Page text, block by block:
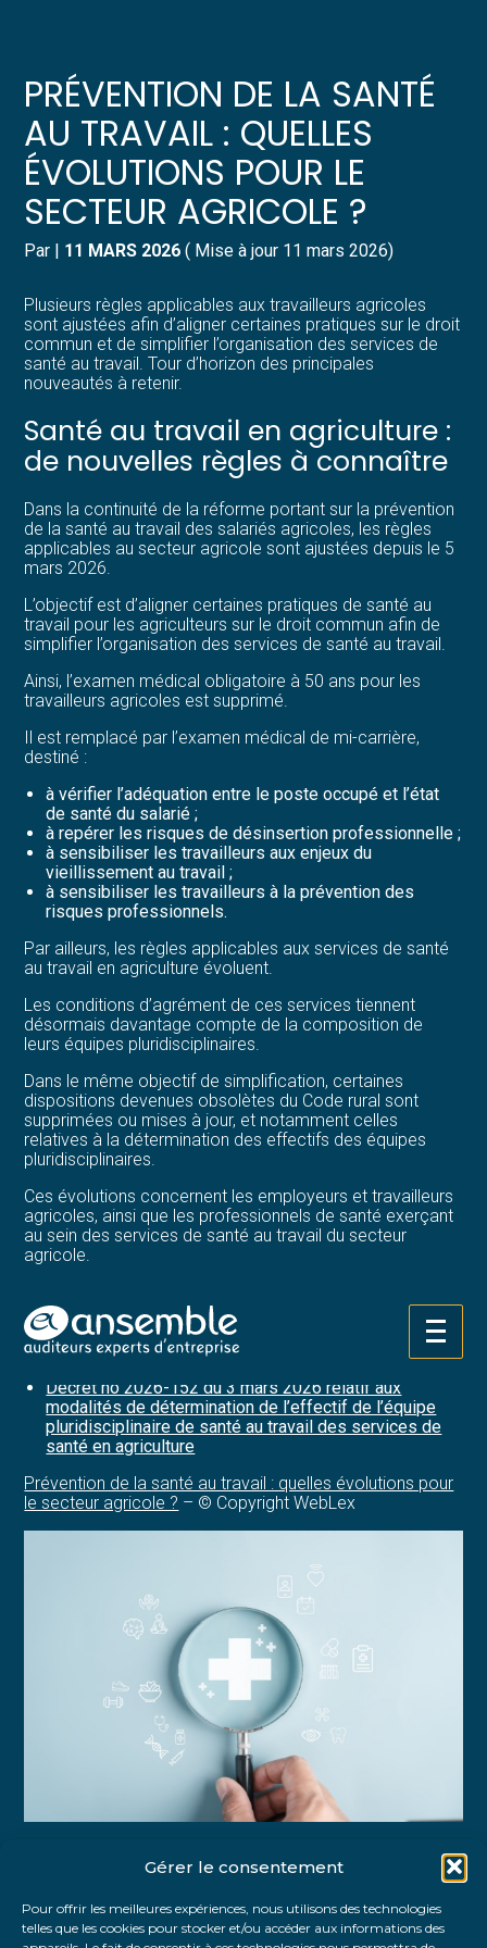
Gérer le consentement
Pour offrir les meilleures expériences, nous utilisons des technologies
telles que les cookies pour stocker et/ou accéder aux informations des
Aller
au
Gérer votre quotidien
Piloter votre entreprise
Développer votre entreprise
Structurer votre croissance
Être prêt pour la facturation
Suivre votre comptabilité
Gérer vos ressources humaines
Dématérialiser vos documents
PRÉVENTION DE LA SANTÉ
AU TRAVAIL : QUELLES
ÉVOLUTIONS POUR LE
SECTEUR AGRICOLE ?
Par | 11 MARS 2026 ( Mise à jour 11 mars 2026)
Plusieurs règles applicables aux travailleurs agricoles
sont ajustées afin d’aligner certaines pratiques sur le droit
commun et de simplifier l’organisation des services de
santé au travail. Tour d’horizon des principales
nouveautés à retenir.
Santé au travail en agriculture :
de nouvelles règles à connaître
Dans la continuité de la réforme portant sur la prévention
de la santé au travail des salariés agricoles, les règles
applicables au secteur agricole sont ajustées depuis le 5
mars 2026.
L’objectif est d’aligner certaines pratiques de santé au
travail pour les agriculteurs sur le droit commun afin de
simplifier l’organisation des services de santé au travail.
Ainsi, l’examen médical obligatoire à 50 ans pour les
travailleurs agricoles est supprimé.
Il est remplacé par l’examen médical de mi-carrière,
destiné :
à vérifier l’adéquation entre le poste occupé et l’état
de santé du salarié ;
à repérer les risques de désinsertion professionnelle ;
à sensibiliser les travailleurs aux enjeux du
vieillissement au travail ;
à sensibiliser les travailleurs à la prévention des
risques professionnels.
Par ailleurs, les règles applicables aux services de santé
au travail en agriculture évoluent.
Les conditions d’agrément de ces services tiennent
désormais davantage compte de la composition de
leurs équipes pluridisciplinaires.
Dans le même objectif de simplification, certaines
dispositions devenues obsolètes du Code rural sont
supprimées ou mises à jour, et notamment celles
relatives à la détermination des effectifs des équipes
pluridisciplinaires.
Ces évolutions concernent les employeurs et travailleurs
agricoles, ainsi que les professionnels de santé exerçant
au sein des services de santé au travail du secteur
agricole.
Décret no 2026-151 du 3 mars 2026 relatif à des
simplifications en matière de santé au travail des
Décret no 2026-152 du 3 mars 2026 relatif aux
modalités de détermination de l’effectif de l’équipe
pluridisciplinaire de santé au travail des services de
santé en agriculture
Prévention de la santé au travail : quelles évolutions pour
le secteur agricole ? – © Copyright WebLex
FaceBook
TwitterLinkedIn